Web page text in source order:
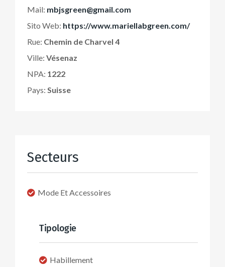
Mail: mbjsgreen@gmail.com
Sito Web: https://www.mariellabgreen.com/
Rue: Chemin de Charvel 4
Ville: Vésenaz
NPA: 1222
Pays: Suisse
Secteurs
Mode Et Accessoires
Tipologie
Habillement